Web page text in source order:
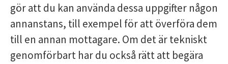
gör att du kan använda dessa uppgifter någon
annanstans, till exempel för att överföra dem
till en annan mottagare. Om det är tekniskt
genomförbart har du också rätt att begära